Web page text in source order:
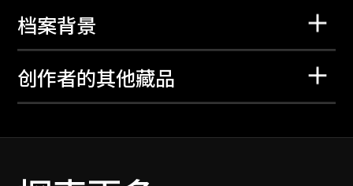
档案背景
创作者的其他藏品